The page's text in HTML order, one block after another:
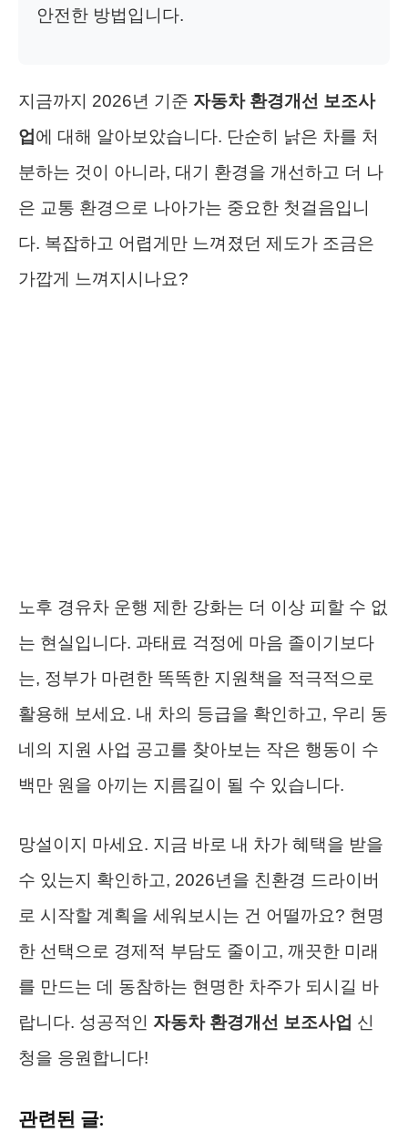
안전한 방법입니다.
지금까지 2026년 기준 자동차 환경개선 보조사
업 에 대해 알아보았습니다. 단순히 낡은 차를 처
분하는 것이 아니라, 대기 환경을 개선하고 더 나
은 교통 환경으로 나아가는 중요한 첫걸음입니
다. 복잡하고 어렵게만 느껴졌던 제도가 조금은
가깝게 느껴지시나요?
노후 경유차 운행 제한 강화는 더 이상 피할 수 없
는 현실입니다. 과태료 걱정에 마음 졸이기보다
는, 정부가 마련한 똑똑한 지원책을 적극적으로
활용해 보세요. 내 차의 등급을 확인하고, 우리 동
네의 지원 사업 공고를 찾아보는 작은 행동이 수
백만 원을 아끼는 지름길이 될 수 있습니다.
망설이지 마세요. 지금 바로 내 차가 혜택을 받을
수 있는지 확인하고, 2026년을 친환경 드라이버
로 시작할 계획을 세워보시는 건 어떨까요? 현명
한 선택으로 경제적 부담도 줄이고, 깨끗한 미래
를 만드는 데 동참하는 현명한 차주가 되시길 바
랍니다. 성공적인 자동차 환경개선 보조사업 신
청을 응원합니다!
관련된 글: